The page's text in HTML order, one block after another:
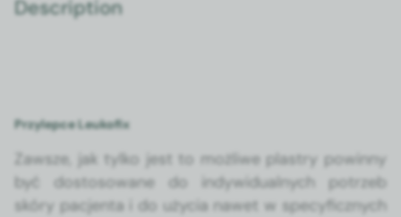
Description
Przylepce Leukofix
Zawsze, jak tylko jest to możli­we plas­try powin­ny
być dos­tosowane do indy­wid­u­al­nych potrzeb
skóry pac­jen­ta i do uży­cia nawet w specy­ficznych